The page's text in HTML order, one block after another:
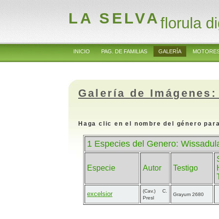
LA SELVAflorula
INICIO PAG. DE FAMILIAS GALERÍA
Galería de
Haga clic en el nombre del género
1 Especies del Genero:
Especie Autor Testigo
excelsior
(Cav.) C.
Presl
Grayum 2680